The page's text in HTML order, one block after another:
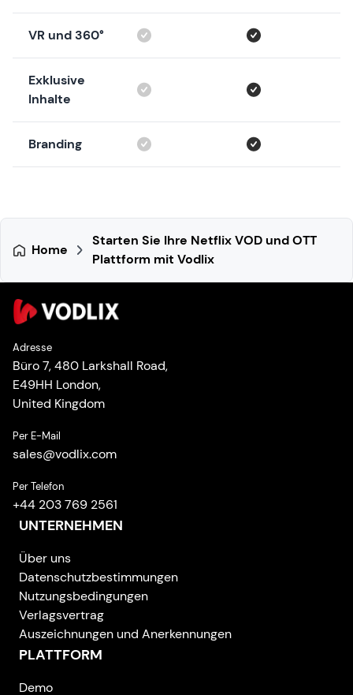
VR und 360°
Exklusive
Inhalte
Branding
Home
Starten Sie Ihre Netflix VOD und OTT
Plattform mit Vodlix
Adresse
Büro 7, 480 Larkshall Road,
E49HH London,
United Kingdom
Per E-Mail
sales@vodlix.com
Per Telefon
+44 203 769 2561
UNTERNEHMEN
Über uns
Datenschutzbestimmungen
Nutzungsbedingungen
Verlagsvertrag
Auszeichnungen und Anerkennungen
PLATTFORM
Demo